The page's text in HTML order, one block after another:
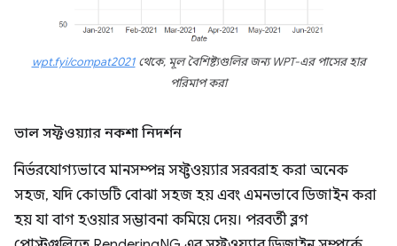
wpt.fyi/compat2021থেকে, মূল বৈশিষ্ট্যগুলির জন্য WPT-এর পাসের হার
পরিমাপ করা
ভাল সফ্টওয়্যার নকশা নিদর্শন
নির্ভরযোগ্যভাবে মানসম্পন্ন সফ্টওয়্যার সরবরাহ করা অনেক
সহজ, যদি কোডটি বোঝা সহজ হয় এবং এমনভাবে ডিজাইন করা
হয় যা বাগ হওয়ার সম্ভাবনা কমিয়ে দেয়। পরবর্তী ব্লগ